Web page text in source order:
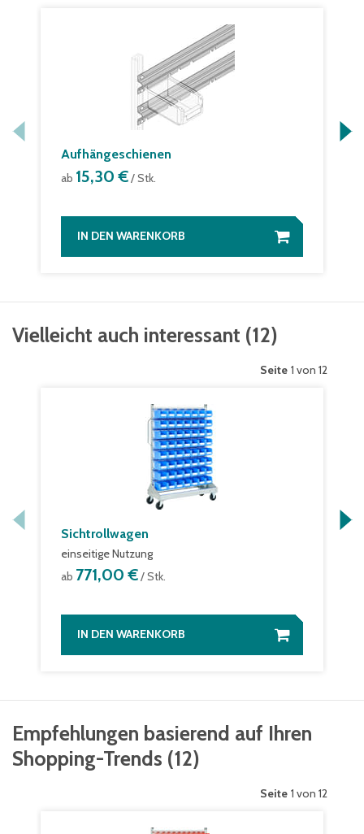
Aufhängeschienen
ab 15,30 €/ Stk.
IN DEN WARENKORB
Vielleicht auch interessant (12)
Seite 1 von 12
Sichtrollwagen
einseitige Nutzung
ab 771,00 €/ Stk.
IN DEN WARENKORB
Empfehlungen basierend auf Ihren
Shopping-Trends (12)
Seite 1 von 12